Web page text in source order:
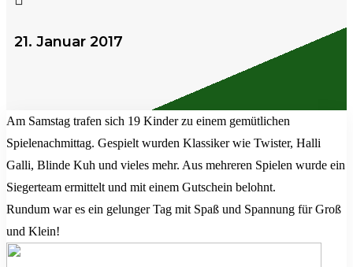
21. Januar 2017
Am Samstag trafen sich 19 Kinder zu einem gemütlichen
Spielenachmittag. Gespielt wurden Klassiker wie Twister, Halli
Galli, Blinde Kuh und vieles mehr. Aus mehreren Spielen wurde ein
Siegerteam ermittelt und mit einem Gutschein belohnt.
Rundum war es ein gelunger Tag mit Spaß und Spannung für Groß
und Klein!